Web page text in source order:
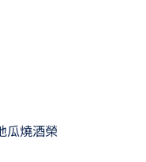
瓜燒酒榮